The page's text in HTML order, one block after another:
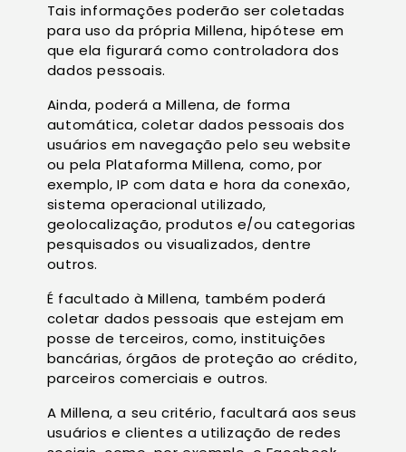
Tais informações poderão ser coletadas
para uso da própria Millena, hipótese em
que ela figurará como controladora dos
dados pessoais.
Ainda, poderá a Millena, de forma
automática, coletar dados pessoais dos
usuários em navegação pelo seu website
ou pela Plataforma Millena, como, por
exemplo, IP com data e hora da conexão,
sistema operacional utilizado,
geolocalização, produtos e/ou categorias
pesquisados ou visualizados, dentre
outros.
É facultado à Millena, também poderá
coletar dados pessoais que estejam em
posse de terceiros, como, instituições
bancárias, órgãos de proteção ao crédito,
parceiros comerciais e outros.
A Millena, a seu critério, facultará aos seus
usuários e clientes a utilização de redes